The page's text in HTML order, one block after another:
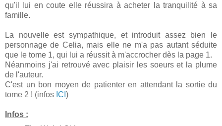
qu'il lui en coute elle réussira à acheter la tranquilité à sa
famille.
La nouvelle est sympathique, et introduit assez bien le
personnage de Celia, mais elle ne m'a pas autant séduite
que le tome 1, qui lui a réussit à m'accrocher dès la page 1.
Néanmoins j'ai retrouvé avec plaisir les soeurs et la plume
de l'auteur.
C'est un bon moyen de patienter en attendant la sortie du
tome 2 ! (infos ICI )
Infos :